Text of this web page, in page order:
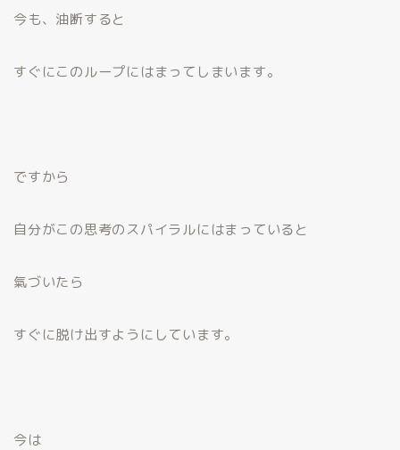
今も、油断すると
すぐにこのループにはまってしまいます。
ですから
自分がこの思考のスパイラルにはまっていると
氣づいたら
すぐに脱け出すようにしています。
今は